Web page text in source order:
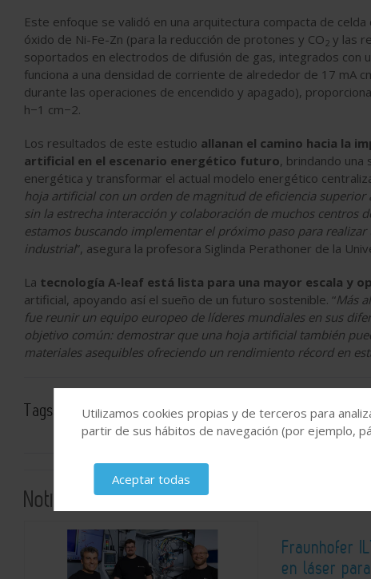
Este enfoque se validó en una arquitectura compacta de
óxido de Ni-Fe-Zn (para la reducción de protones y CO 2 y las
soportados en electrodos de difusión de gas, integrados con
funciona a una densidad de corriente de alrededor de 17 mA
durante las operaciones de encendido y apagado),
h−1 cm−2.
Los resultados de este estudio allanan el camino hacia la
artificial en el escenario energético futuro, brindando una
energética y transformar el actual modelo energético
hoja artificial con un orden de magnitud de eficiencia
sin la estrecha interacción y colaboración de muchos centros
estamos buscando implementar el próximo paso para
industrial”, asegura la profesora Siglinda Perathoner de la
La tecnología A-leaf está lista para una mayor escala y
artificial, apoyando así el sueño de un futuro sostenible. “Más
fue reunir un equipo europeo de líderes mundiales en sus
objetivo común: demostrar que una hoja artificial también
materiales asequibles ofreciendo un rendimiento récord en
Tags: Institut Catalá d’Investigació Química (ICIQ) CO2
Noticias relacionadas
Fraunhofer
en láser
Utilizamos cookies propias y de terceros para
partir de sus hábitos de navegación (por ejemplo,
Aceptar todas